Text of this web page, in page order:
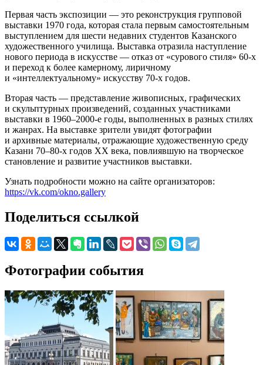
Первая часть экспозиции — это реконструкция групповой
выставки 1970 года, которая стала первым самостоятельным
выступлением для шести недавних студентов Казанского
художественного училища. Выставка отразила наступление
нового периода в искусстве — отказ от «сурового стиля» 60-х
и переход к более камерному, лиричному
и «интеллектуальному» искусству 70-х годов.
Вторая часть — представление живописных, графических
и скульптурных произведений, созданных участниками
выставки в 1960–2000-е годы, выполненных в разных стилях
и жанрах. На выставке зрители увидят фотографии
и архивные материалы, отражающие художественную среду
Казани 70–80-х годов ХХ века, повлиявшую на творческое
становление и развитие участников выставки.
Узнать подробности можно на сайте организаторов:
https://vk.com/okno.gallery
Поделиться ссылкой
Фотографии события